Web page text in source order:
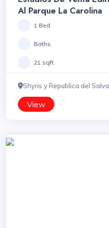
Al Parque La Carolina
1 Bed
Baths
21 sqft
Shyris y Republica del
View